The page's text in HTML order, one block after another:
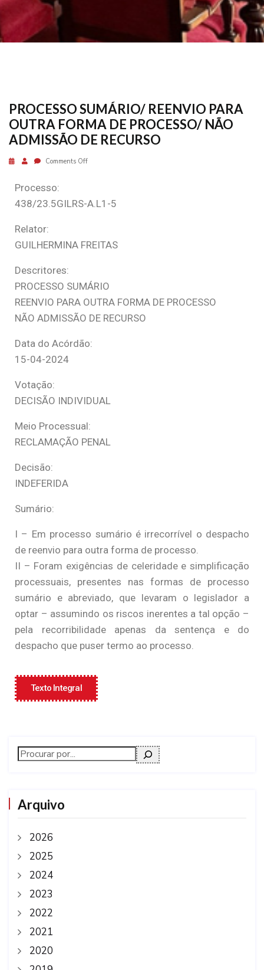
PROCESSO SUMÁRIO/ REENVIO PARA
OUTRA FORMA DE PROCESSO/ NÃO
ADMISSÃO DE RECURSO
Comments Off
Processo:
438/23.5GILRS-A.L1-5
Relator:
GUILHERMINA FREITAS
Descritores:
PROCESSO SUMÁRIO
REENVIO PARA OUTRA FORMA DE PROCESSO
NÃO ADMISSÃO DE RECURSO
Data do Acórdão:
15-04-2024
Votação:
DECISÃO INDIVIDUAL
Meio Processual:
RECLAMAÇÃO PENAL
Decisão:
INDEFERIDA
Sumário:
I – Em processo sumário é irrecorrível o despacho
de reenvio para outra forma de processo.
II – Foram exigências de celeridade e simplificação
processuais, presentes nas formas de processo
sumário e abreviado, que levaram o legislador a
optar – assumindo os riscos inerentes a tal opção –
pela recorribilidade apenas da sentença e do
despacho que puser termo ao processo.
Texto Integral
Arquivo
2026
2025
2024
2023
2022
2021
2020